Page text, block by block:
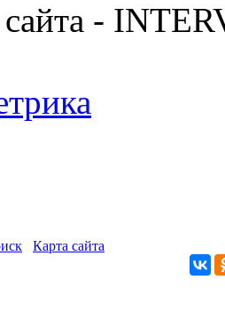
сайта -
Карта сайта